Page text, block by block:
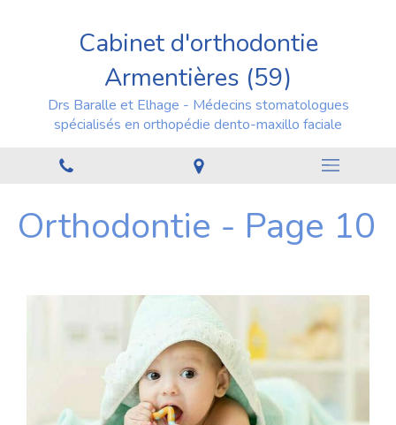
Cabinet d'orthodontie
Armentières (59)
Drs Baralle et Elhage - Médecins stomatologues
spécialisés en orthopédie dento-maxillo faciale
Orthodontie - Page 10